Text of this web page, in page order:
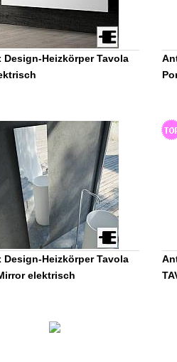
Design-Heizkörper Tavola
Design-Heizkörper Tavola
elektrisch